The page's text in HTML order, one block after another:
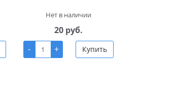
Нет в наличии
20 руб.
-
+ Купить